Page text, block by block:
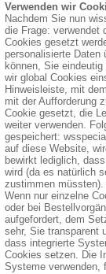
Verwenden wir
Nachdem Sie nun
die Frage: verwendet
Cookies gesetzt
personalisierte Daten
können, Sie
wir global Cookies
Hinweisleiste, mit
mit der Aufforderung
Cookie gesetzt, die
weiter verwenden.
gespeichert:
auf diese Website,
bewirkt lediglich,
wird (da es natürlich
zustimmen müssten).
Wenn nur einzelne
oder bei
aufgefordert, dem
sehr, Sie transparent
dass integrierte
Cookies setzen. Die
Systeme verwenden,